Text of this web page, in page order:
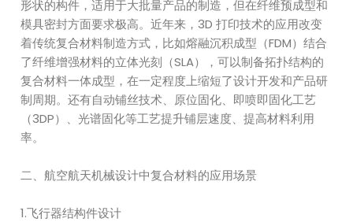
形状的构件，适用于大批量产品的制造，但在纤维预成型和
模具密封方面要求极高。近年来，3D 打印技术的应用改变
着传统复合材料制造方式，比如熔融沉积成型（FDM）结合
了纤维增强材料的立体光刻（SLA），可以制备拓扑结构的
复合材料一体成型，在一定程度上缩短了设计开发和产品研
制周期。还有自动铺丝技术、原位固化、即喷即固化工艺
（3DP）、光谱固化等工艺提升铺层速度、提高材料利用
率。
二、航空航天机械设计中复合材料的应用场景
1.飞行器结构件设计